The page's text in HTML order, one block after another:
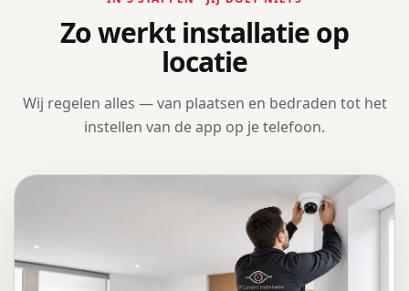
Zo werkt installatie op
locatie
Wij regelen alles — van plaatsen en bedraden tot het
instellen van de app op je telefoon.